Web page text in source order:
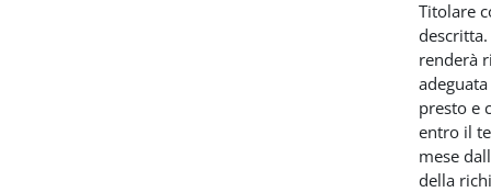
Titolare
renderà
presto e
entro il
mese
della